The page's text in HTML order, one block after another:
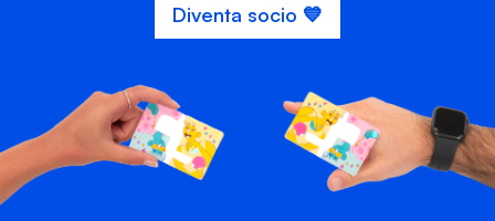
Diventa socio 💙